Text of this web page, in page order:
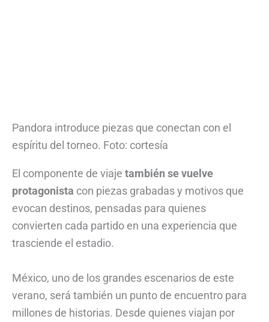
Pandora introduce piezas que conectan con el
espíritu del torneo. Foto: cortesía
El componente de viaje también se vuelve
protagonista con piezas grabadas y motivos que
evocan destinos, pensadas para quienes
convierten cada partido en una experiencia que
trasciende el estadio.
México, uno de los grandes escenarios de este
verano, será también un punto de encuentro para
millones de historias. Desde quienes viajan por